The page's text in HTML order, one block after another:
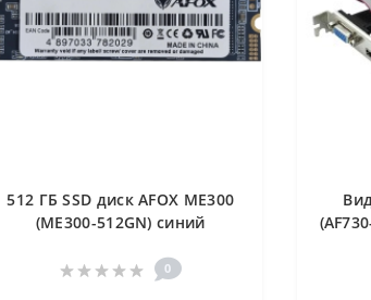
512 ГБ SSD диск AFOX ME300
(ME300-512GN) синий
0